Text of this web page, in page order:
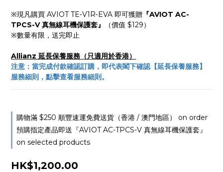
※現凡購買 AVIOT TE‑V1R‑EVA 即可獲贈 『AVIOT AC-
TPCS-V 真無線耳機保護套』
（價值 $129）
※數量有限，送完即止
Allianz 延長保養服務（只適用於香港）
注意：當完成付款確認訂購，即代表閣下確認【延長保養服務】
服務細則，點擊查看服務細則。
購物滿 $250 順豐速運免費送貨（香港 / 澳門地區） on order
預購指定產品即送『AVIOT AC-TPCS-V 真無線耳機保護套』
on selected products
HK$1,200.00